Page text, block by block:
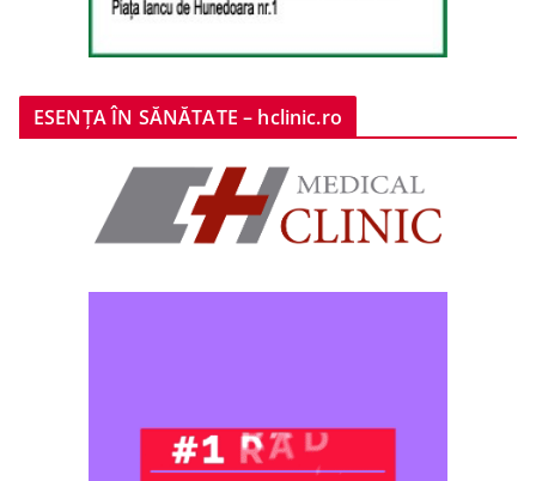
ESENȚA ÎN SĂNĂTATE – hclinic.ro